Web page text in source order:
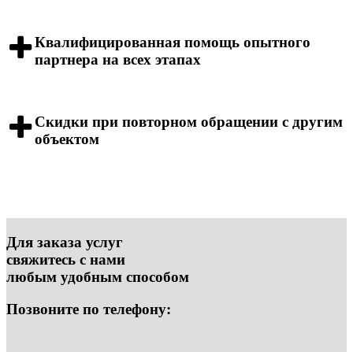
Квалифицированная помощь опытного
партнера на всех этапах
Скидки при повторном обращении с другим
объектом
Для заказа услуг
свяжитесь с нами
любым удобным способом
Позвоните по телефону: